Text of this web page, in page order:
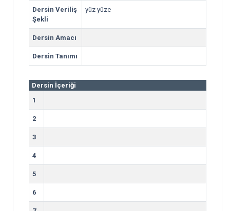
Dersin Veriliş
Şekli
yüz yüze
Dersin Amacı
Dersin Tanımı
Dersin İçeriği
1
2
3
4
5
6